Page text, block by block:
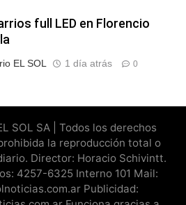
full LED en Florencio
EL SOL 1 día atrás 0
SOL SA | Todos los derechos
la reproducción total o
Director: Horacio Schivintt.
4257-6325 Interno 101 Mail:
Publicidad: